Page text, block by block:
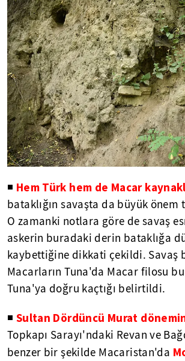
◾ Hem Türk hem de Macar
bataklığın savaşta da büyük önem
O zamanki notlara göre de savaş
askerin buradaki derin bataklığa
kaybettiğine dikkati çekildi. Savaş
Macarların Tuna'da Macar filosu
Tuna'ya doğru kaçtığı belirtildi.
◾ Sultan Dördüncü Murat
Topkapı Sarayı'ndaki Revan ve
benzer bir şekilde Macaristan'da